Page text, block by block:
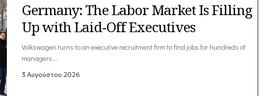
Germany: The Labor Market Is Filling
Up with Laid-Off Executives
Volkswagen turns to an executive recruitment firm to find jobs for hundreds of
managers.…
3 Αυγούστου 2026